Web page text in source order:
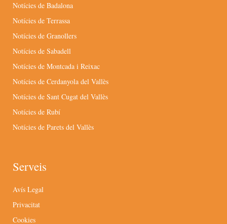
Notícies de Badalona
Notícies de Terrassa
Notícies de Granollers
Notícies de Sabadell
Notícies de Montcada i Reixac
Notícies de Cerdanyola del Vallès
Notícies de Sant Cugat del Vallès
Notícies de Rubí
Notícies de Parets del Vallès
Serveis
Avís Legal
Privacitat
Cookies